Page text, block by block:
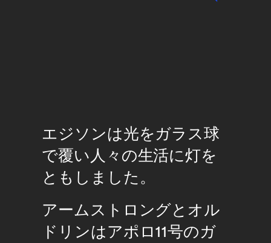
エジソンは光をガラス球
で覆い人々の生活に灯を
ともしました。
アームストロングとオル
ドリンはアポロ11号のガ